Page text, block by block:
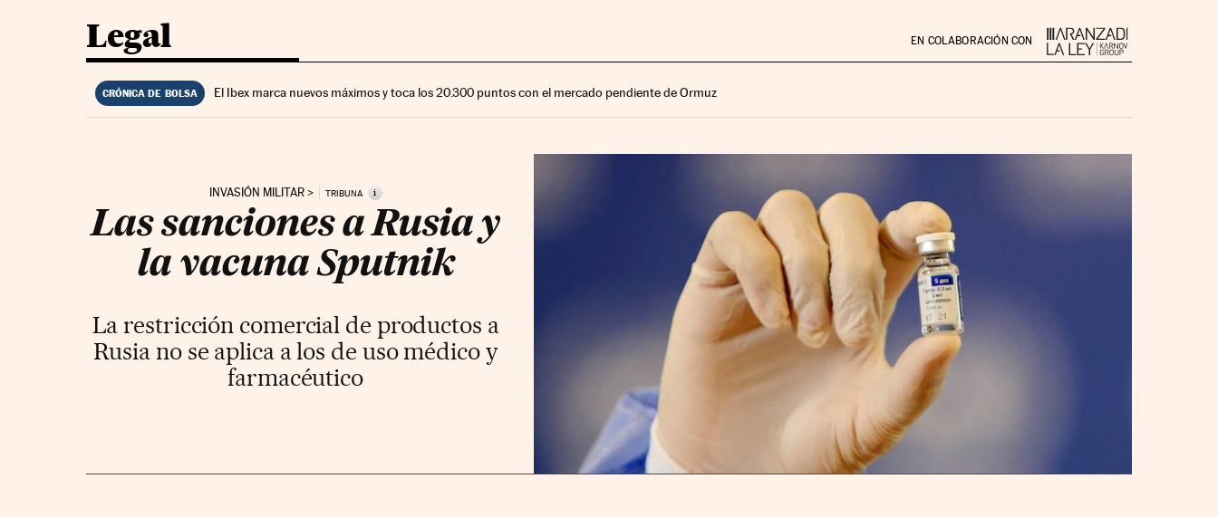
EN COLABORACIÓN CON
Legal
CRÓNICA DE BOLSA El Ibex marca nuevos máximos y toca los 20.300 puntos con el mercado pendiente de Ormuz
INVASIÓN MILITAR TRIBUNA i
Las sanciones a Rusia y
la vacuna Sputnik
La restricción comercial de productos a
Rusia no se aplica a los de uso médico y
farmacéutico